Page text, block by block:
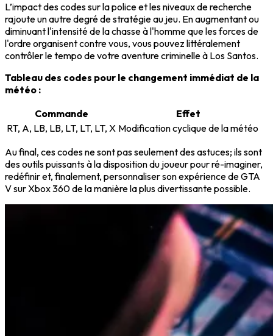
L’impact des codes sur la police et les niveaux de recherche
rajoute un autre degré de stratégie au jeu. En augmentant ou
diminuant l'intensité de la chasse à l'homme que les forces de
l'ordre organisent contre vous, vous pouvez littéralement
contrôler le tempo de votre aventure criminelle à Los Santos.
Tableau des codes pour le changement immédiat de la
météo :
Commande
Effet
RT, A, LB, LB, LT, LT, LT, X Modification cyclique de la météo
Au final, ces codes ne sont pas seulement des astuces; ils sont
des outils puissants à la disposition du joueur pour ré-imaginer,
redéfinir et, finalement, personnaliser son expérience de GTA
V sur Xbox 360 de la manière la plus divertissante possible.